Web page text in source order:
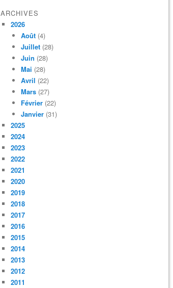
ARCHIVES
2026
Août (4)
Juillet (28)
Juin (28)
Mai (28)
Avril (22)
Mars (27)
Février (22)
Janvier (31)
2025
2024
2023
2022
2021
2020
2019
2018
2017
2016
2015
2014
2013
2012
2011